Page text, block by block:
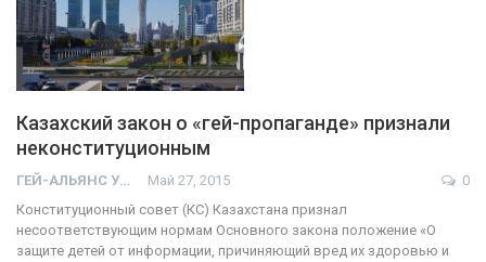
Казахский закон о «гей-пропаганде» признали
неконституционным
ГЕЙ-АЛЬЯНС УКРАИНА Май 27, 2015
0
Конституционный совет (КС) Казахстана признал
несоответствующим нормам Основного закона положение «О
защите детей от информации, причиняющий вред их здоровью и